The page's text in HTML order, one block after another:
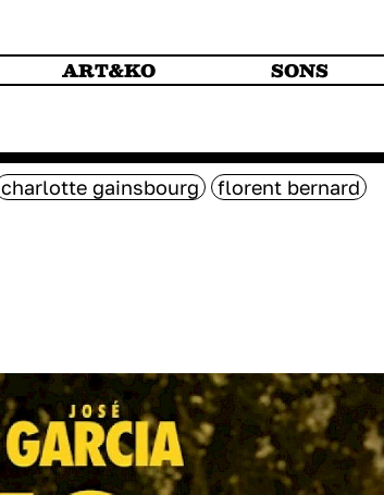
ART&KO SONS
charlotte gainsbourg
florent bernard